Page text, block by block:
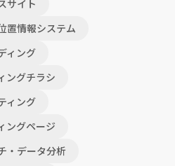
サイト
置情報システム
ィング
ングチラシ
ィング
ングページ
・データ分析